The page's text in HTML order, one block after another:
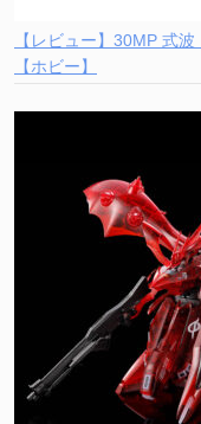
【レビュー】30MP 式
【ホビー】